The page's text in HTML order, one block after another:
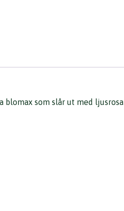
blomax som slår ut med ljusrosa